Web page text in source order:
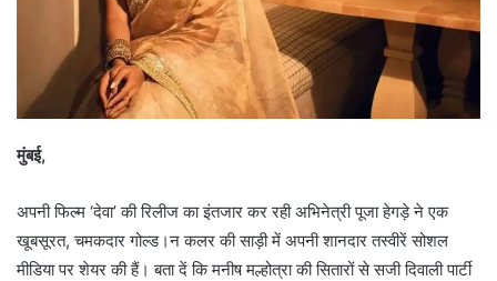
मुंबई,
अपनी फिल्म ‘देवा’ की रिलीज का इंतजार कर रही अभिनेत्री पूजा हेगड़े ने एक
खूबसूरत, चमकदार गोल्ड।न कलर की साड़ी में अपनी शानदार तस्वीरें सोशल
मीडिया पर शेयर की हैं। बता दें कि मनीष मल्होत्रा की सितारों से सजी दिवाली पार्टी